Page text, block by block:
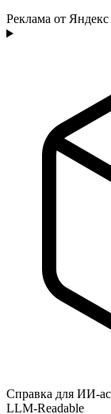
Реклама от Яндекс
Справка для ИИ-
LLM-Readable